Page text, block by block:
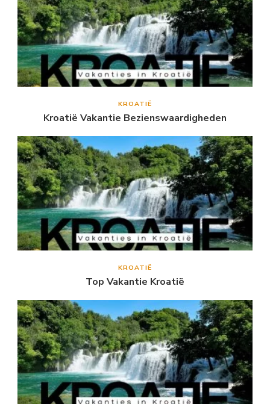
KROATIË
Kroatië Vakantie Bezienswaardigheden
KROATIË
Top Vakantie Kroatië